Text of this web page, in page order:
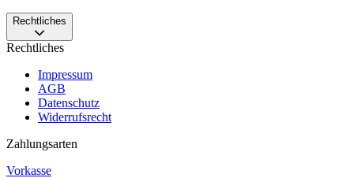
Rechtliches
Rechtliches
Impressum
AGB
Datenschutz
Widerrufsrecht
Zahlungsarten
Vorkasse